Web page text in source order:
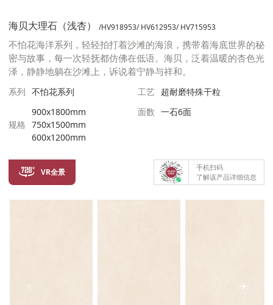
海贝大理石（浅杏） /HV918953/ HV612953/ HV715953
不怕花海洋系列，轻轻拍打着沙滩的海浪，携带着海底世界的秘
密与故事，每一次轻抚都仿佛在低语。海贝，泛着温暖的杏色光
泽，静静地躺在沙滩上，诉说着宁静与祥和。
系列 不怕花系列
规格
900x1800mm
750x1500mm
600x1200mm
工艺 超耐磨特殊干粒
面数 一石6面
VR全景
手机扫码
了解该产品详细信息
Next